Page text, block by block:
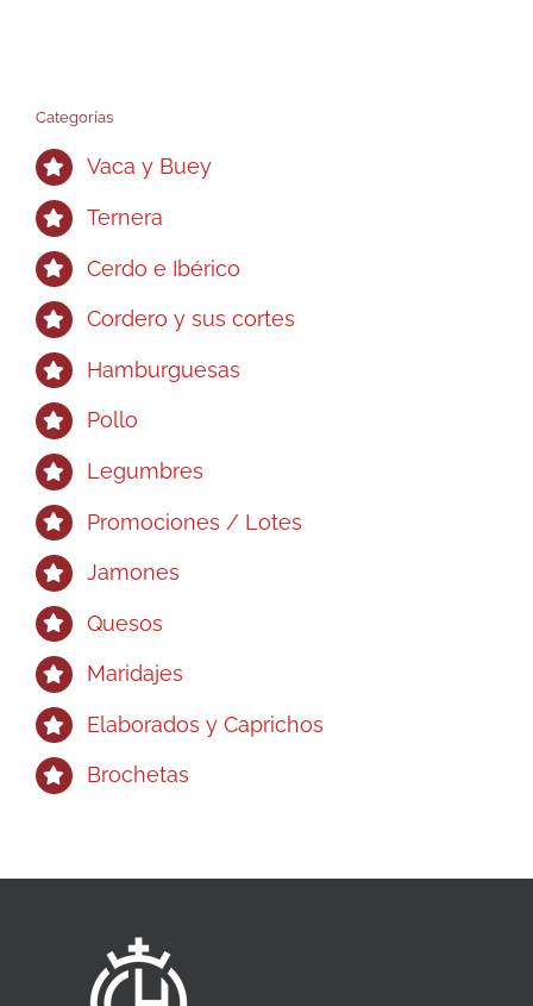
Categorías
Vaca y Buey
Ternera
Cerdo e Ibérico
Cordero y sus cortes
Hamburguesas
Pollo
Legumbres
Promociones / Lotes
Jamones
Quesos
Maridajes
Elaborados y Caprichos
Brochetas